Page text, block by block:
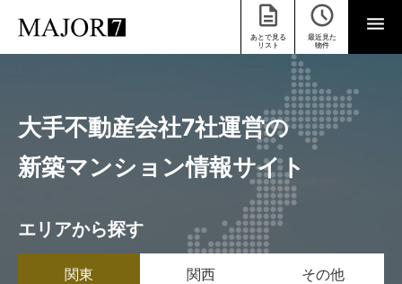
あとで見る
リスト
最近見た
物件
大手不動産会社7社運営の
新築マンション情報サイト
エリアから探す
関東 関西 その他